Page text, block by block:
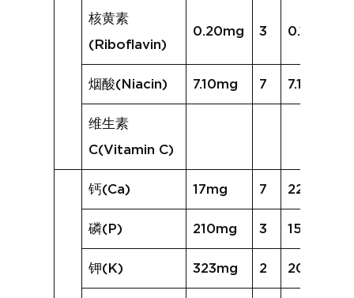
核黄素
(Riboflavin)
0.20mg 3 0.19mg
烟酸(Niacin) 7.10mg 7 7.11mg
维生素
C(Vitamin C)
钙(Ca) 17mg 7 22mg
磷(P) 210mg 3 150mg
钾(K) 323mg 2 208mg